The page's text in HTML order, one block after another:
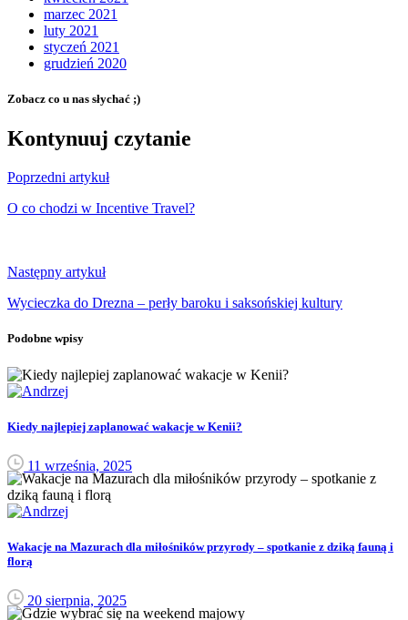
marzec 2021
luty 2021
styczeń 2021
grudzień 2020
Zobacz co u nas słychać ;)
Kontynuuj czytanie
Poprzedni artykuł
O co chodzi w Incentive Travel?
Następny artykuł
Wycieczka do Drezna – perły baroku i saksońskiej kultury
Podobne wpisy
Kiedy najlepiej zaplanować wakacje w Kenii?
11 września, 2025
Wakacje na Mazurach dla miłośników przyrody – spotkanie z dziką fauną i
florą
20 sierpnia, 2025